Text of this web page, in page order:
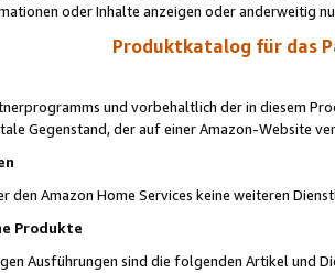
oder Inhalte anzeigen oder anderweitig
Produktkatalog für das
und vorbehaltlich der in diesem
Gegenstand, der auf einer Amazon-Website
den Amazon Home Services keine weiteren
Produkte
Ausführungen sind die folgenden Artikel und